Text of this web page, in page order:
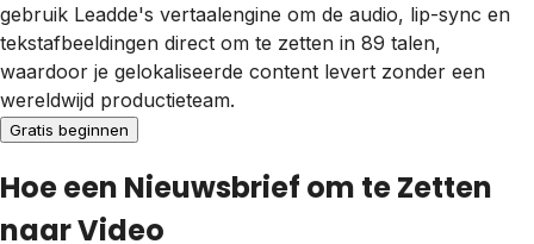
gebruik Leadde's vertaalengine om de audio, lip-sync en
tekstafbeeldingen direct om te zetten in 89 talen,
waardoor je gelokaliseerde content levert zonder een
wereldwijd productieteam.
Gratis beginnen
Hoe een Nieuwsbrief om te Zetten
naar Video